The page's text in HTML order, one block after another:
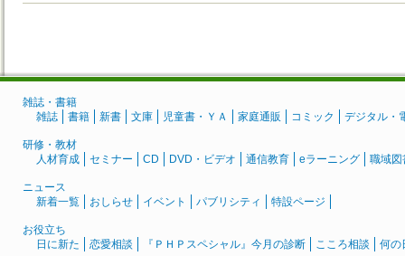
雑誌・書籍
雑誌
書籍 新書 文庫 児童書・ＹＡ 家庭通販 コミック デジタル・
研修・教材
人材育成
セミナー CD DVD・ビデオ 通信教育 eラーニング 職域図
ニュース
新着一覧
おしらせ イベント パブリシティ 特設ページ
お役立ち
日に新た
恋愛相談 『ＰＨＰスペシャル』今月の診断 こころ相談 何の